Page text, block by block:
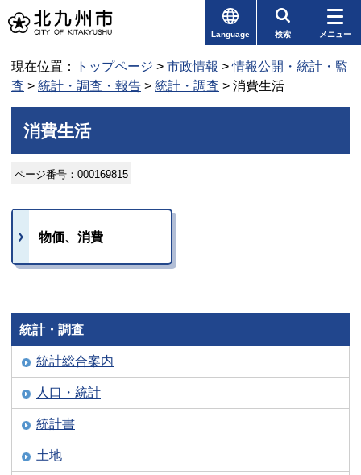
Language 検索 メニュー
現在位置： トップページ > 市政情報 >情報公開・統計・監
査 > 統計・調査・報告 > 統計・調査 > 消費生活
消費生活
ページ番号：000169815
物価、消費
統計・調査
統計総合案内
人口・統計
統計書
土地